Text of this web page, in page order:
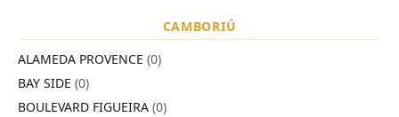
CAMBORIÚ
ALAMEDA PROVENCE (0)
BAY SIDE (0)
BOULEVARD FIGUEIRA (0)